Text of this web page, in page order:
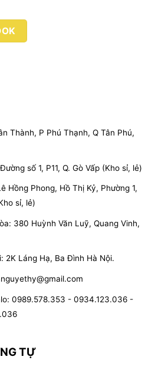
Thành, P Phú Thạnh, Q Tân Phú,
số 1, P11, Q. Gò Vấp (Kho sỉ, lẻ)
Hồng Phong, Hồ Thị Kỷ, Phường 1,
sỉ, lẻ)
380 Huỳnh Văn Luỹ, Quang Vinh,
2K Láng Hạ, Ba Đình Hà Nội.
0989.578.353 - 0934.123.036 -
TỰ